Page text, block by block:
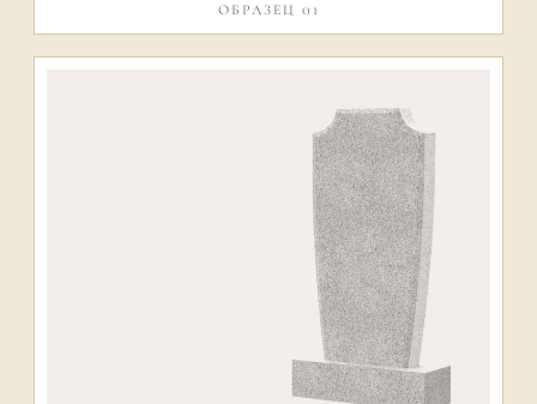
ОБРАЗЕЦ 01